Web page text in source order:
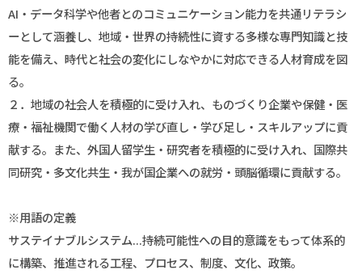
AI・データ科学や他者とのコミュニケーション能力を共通リテラシ
ーとして涵養し、地域・世界の持続性に資する多様な専門知識と技
能を備え、時代と社会の変化にしなやかに対応できる人材育成を図
る。
２．地域の社会人を積極的に受け入れ、ものづくり企業や保健・医
療・福祉機関で働く人材の学び直し・学び足し・スキルアップに貢
献する。また、外国人留学生・研究者を積極的に受け入れ、国際共
同研究・多文化共生・我が国企業への就労・頭脳循環に貢献する。
※用語の定義
サステイナブルシステム...持続可能性への目的意識をもって体系的
に構築、推進される工程、プロセス、制度、文化、政策。